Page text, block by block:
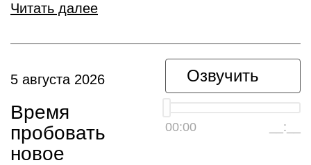
Читать далее
Озвучить
00:00 __:__
5 августа 2026
Время
пробовать
новое